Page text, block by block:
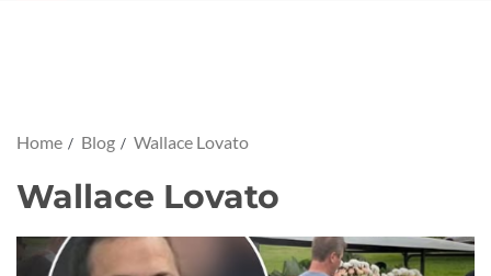
Home Blog Wallace Lovato
Wallace Lovato